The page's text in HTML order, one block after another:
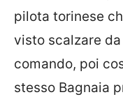
pilota torinese
visto scalzare
comando, poi
stesso Bagnaia